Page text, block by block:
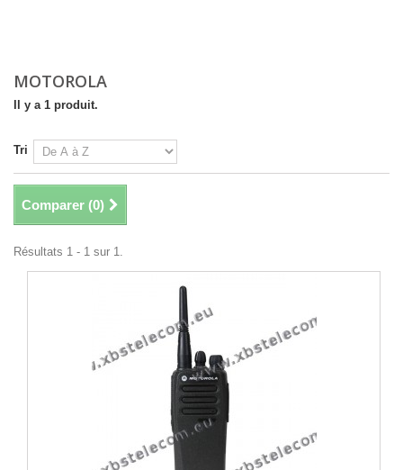
MOTOROLA
Il y a 1 produit.
Tri
Comparer (0)
Résultats 1 - 1 sur 1.